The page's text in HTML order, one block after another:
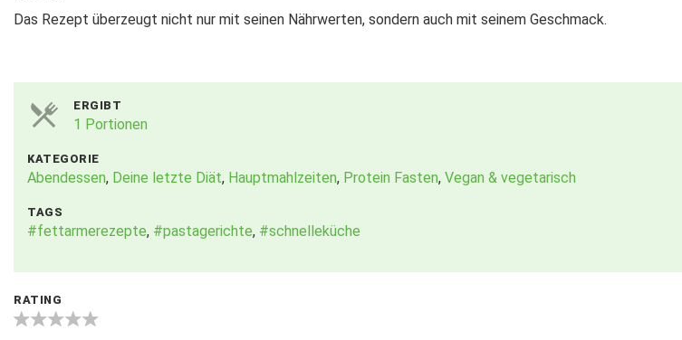
Das Rezept überzeugt nicht nur mit seinen Nährwerten, sondern auch mit seinem Geschmack.
ERGIBT
1 Portionen
KATEGORIE
Abendessen, Deine letzte Diät, Hauptmahlzeiten, Protein Fasten, Vegan & vegetarisch
TAGS
#fettarmerezepte, #pastagerichte, #schnelleküche
RATING